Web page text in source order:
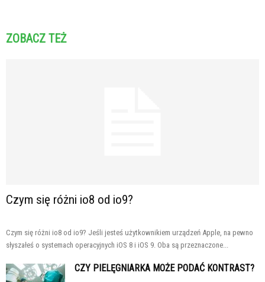
ZOBACZ TEŻ
Czym się różni io8 od io9?
Czym się różni io8 od io9? Jeśli jesteś użytkownikiem urządzeń Apple, na pewno
słyszałeś o systemach operacyjnych iOS 8 i iOS 9. Oba są przeznaczone...
CZY PIELĘGNIARKA MOŻE PODAĆ KONTRAST?